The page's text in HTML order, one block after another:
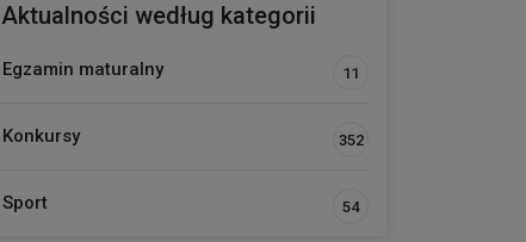
Aktualności według kategorii
Egzamin maturalny 11
Konkursy 352
Sport 54